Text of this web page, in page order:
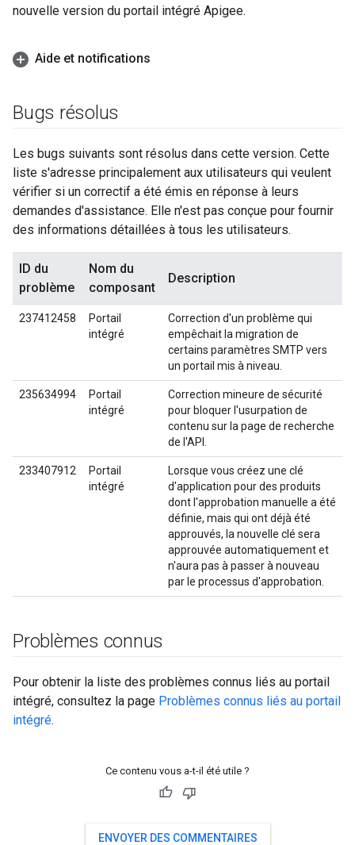
nouvelle version du portail intégré Apigee.
Aide et notifications
Bugs résolus
Les bugs suivants sont résolus dans cette version. Cette
liste s'adresse principalement aux utilisateurs qui veulent
vérifier si un correctif a été émis en réponse à leurs
demandes d'assistance. Elle n'est pas conçue pour fournir
des informations détaillées à tous les utilisateurs.
ID du
problème
Nom du
composant
Description
237412458
Portail
intégré
Correction d'un problème qui
empêchait la migration de
certains paramètres SMTP vers
un portail mis à niveau.
235634994
Portail
intégré
Correction mineure de sécurité
pour bloquer l'usurpation de
contenu sur la page de recherche
de l'API.
233407912
Portail
intégré
Lorsque vous créez une clé
d'application pour des produits
dont l'approbation manuelle a été
définie, mais qui ont déjà été
approuvés, la nouvelle clé sera
approuvée automatiquement et
n'aura pas à passer à nouveau
par le processus d'approbation.
Problèmes connus
Pour obtenir la liste des problèmes connus liés au portail
intégré, consultez la page Problèmes connus liés au portail
intégré.
Ce contenu vous a-t-il été utile ?
ENVOYER DES COMMENTAIRES